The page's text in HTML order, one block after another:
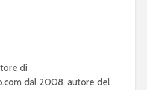
di
dal 2008, autore del